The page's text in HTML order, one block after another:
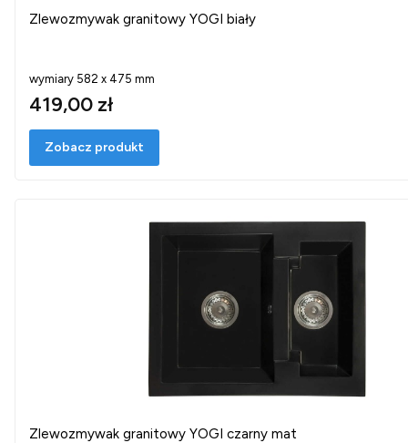
Zlewozmywak granitowy YOGI biały
wymiary 582 x 475 mm
419,00 zł
Zobacz produkt
Zlewozmywak granitowy YOGI czarny mat